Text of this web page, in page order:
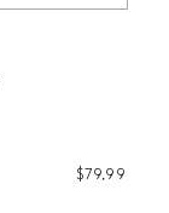
$79,99